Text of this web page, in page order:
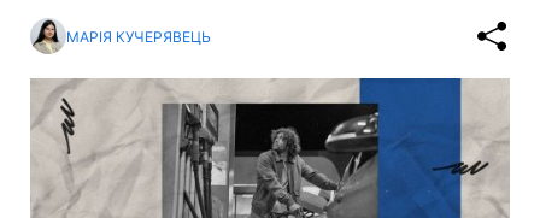
МАРІЯ КУЧЕРЯВЕЦЬ